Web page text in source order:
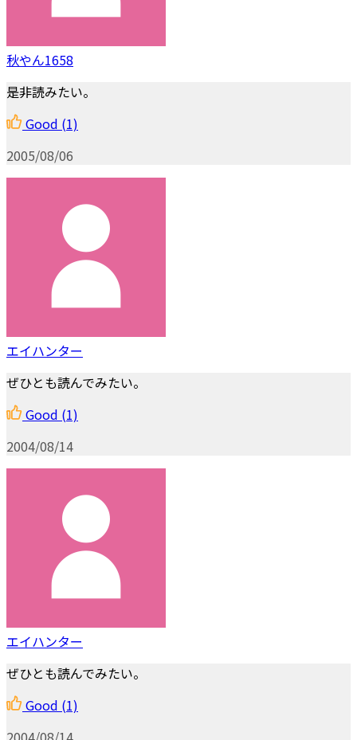
秋やん1658
是非読みたい。
Good (1)
2005/08/06
エイハンター
ぜひとも読んでみたい。
Good (1)
2004/08/14
エイハンター
ぜひとも読んでみたい。
Good (1)